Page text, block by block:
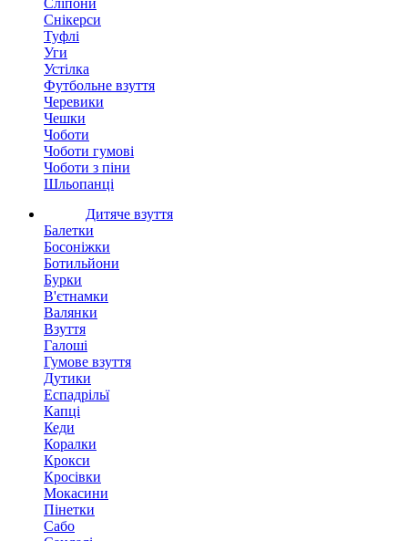
Сліпони
Снікерси
Туфлі
Уги
Устілка
Футбольне взуття
Черевики
Чешки
Чоботи
Чоботи гумові
Чоботи з піни
Шльопанці
Дитяче взуття
Балетки
Босоніжки
Ботильйони
Бурки
В'єтнамки
Валянки
Взуття
Галоші
Гумове взуття
Дутики
Еспадрільї
Капці
Кеди
Коралки
Крокси
Кросівки
Мокасини
Пінетки
Сабо